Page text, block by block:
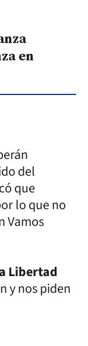
en
del
que
lo que no
Vamos
Libertad
y nos piden